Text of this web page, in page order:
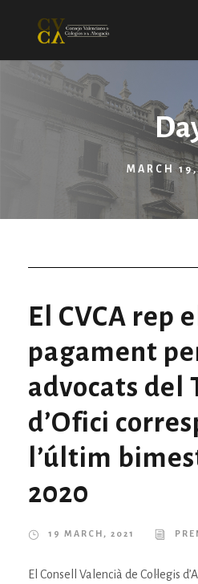
MARCH
El CVCA rep el
pagament
advocats del
d’Ofici
l’últim
2020
19 MARCH, 2021
El Consell Valencià de Col·legis